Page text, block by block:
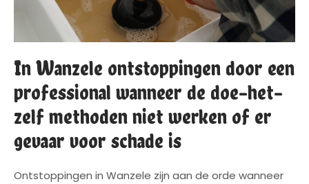
In Wanzele ontstoppingen door een
professional wanneer de doe-het-
zelf methoden niet werken of er
gevaar voor schade is
Ontstoppingen in Wanzele zijn aan de orde wanneer